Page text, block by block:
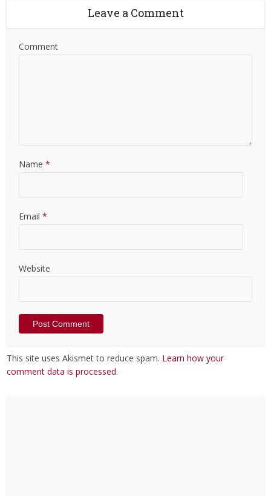
Leave a Comment
Comment
Name *
Email *
Website
This site uses Akismet to reduce spam. Learn how your
comment data is processed.